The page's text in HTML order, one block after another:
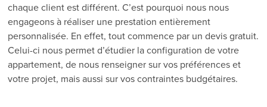
chaque client est différent. C’est pourquoi nous nous
engageons à réaliser une prestation entièrement
personnalisée. En effet, tout commence par un devis gratuit.
Celui-ci nous permet d’étudier la configuration de votre
appartement, de nous renseigner sur vos préférences et
votre projet, mais aussi sur vos contraintes budgétaires.